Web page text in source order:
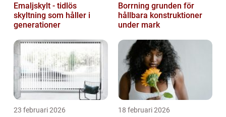
Emaljskylt - tidlös
skyltning som håller i
generationer
Borrning grunden för
hållbara konstruktioner
under mark
23 februari 2026 18 februari 2026